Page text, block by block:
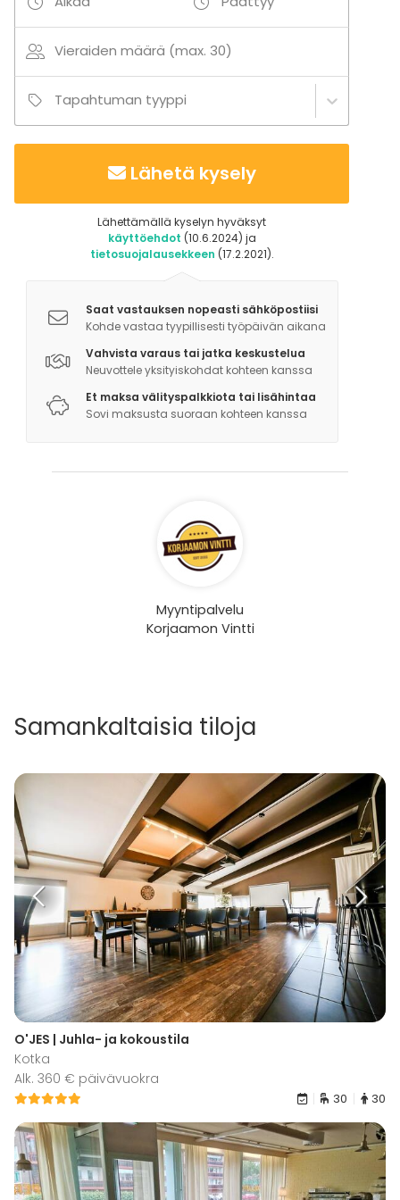
- Biljardipöytä
- Kortti- ja lautapelejä
Vieraiden määrä (max. 30)
Tapahtuman tyyppi
Lähetä kysely
Lähettämällä kyselyn hyväksyt
käyttöehdot (10.6.2024) ja
tietosuojalausekkeen (17.2.2021).
Saat vastauksen nopeasti sähköpostiisi
Kohde vastaa tyypillisesti työpäivän aikana
Vahvista varaus tai jatka keskustelua
Neuvottele yksityiskohdat kohteen kanssa
Et maksa välityspalkkiota tai lisähintaa
Sovi maksusta suoraan kohteen kanssa
Myyntipalvelu
Korjaamon Vintti
Samankaltaisia tiloja
O'JES | Juhla- ja kokoustila
Kotka
Alk. 360 € päivävuokra
30 30